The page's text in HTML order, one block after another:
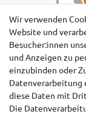
Wir verwenden
Website und
Besucher:innen
und Anzeigen zu
einzubinden oder
Datenverarbeitung
diese Daten mit
Die